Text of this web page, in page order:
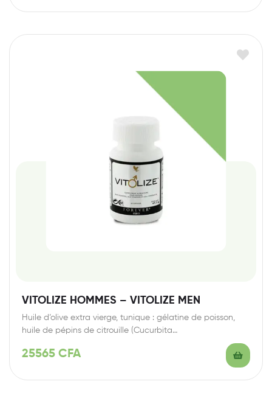
VITOLIZE HOMMES – VITOLIZE MEN
Huile d’olive extra vierge, tunique : gélatine de poisson,
huile de pépins de citrouille (Cucurbita…
25565 CFA